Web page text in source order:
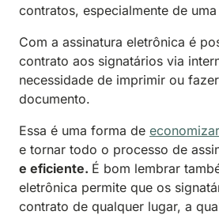
contratos, especialmente de
Com a assinatura eletrônica é
contrato aos signatários via
necessidade de imprimir ou
documento.
Essa é uma forma de
e tornar todo o processo de
e eficiente. É bom lembrar
eletrônica permite que os
contrato de qualquer lugar, a